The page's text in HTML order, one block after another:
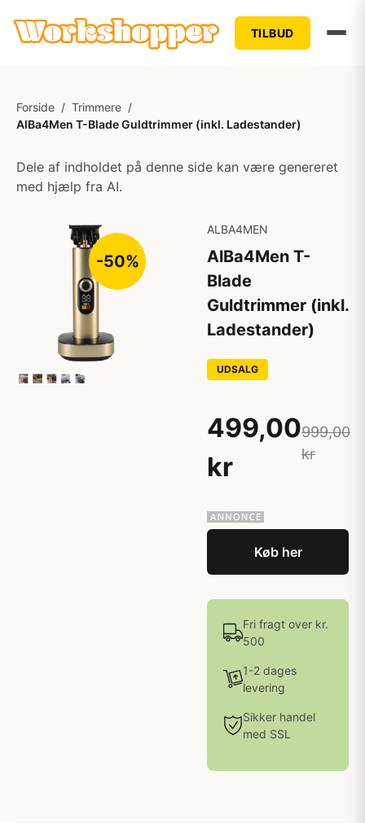
TILBUD
Forside / Trimmere /
AlBa4Men T-Blade Guldtrimmer (inkl. Ladestander)
Dele af indholdet på denne side kan være genereret
med hjælp fra AI.
-50%
ALBA4MEN
AlBa4Men T-
Blade
Guldtrimmer (inkl.
Ladestander)
UDSALG
499,00
kr
999,00
kr
Køb her
Fri fragt over kr.
500
1-2 dages
levering
Sikker handel
med SSL